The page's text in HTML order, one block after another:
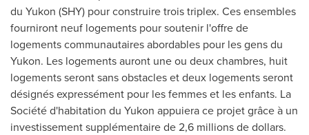
du Yukon (SHY) pour construire trois triplex. Ces ensembles
fourniront neuf logements pour soutenir l'offre de
logements communautaires abordables pour les gens du
Yukon. Les logements auront une ou deux chambres, huit
logements seront sans obstacles et deux logements seront
désignés expressément pour les femmes et les enfants. La
Société d'habitation du Yukon appuiera ce projet grâce à un
investissement supplémentaire de 2,6 millions de dollars.